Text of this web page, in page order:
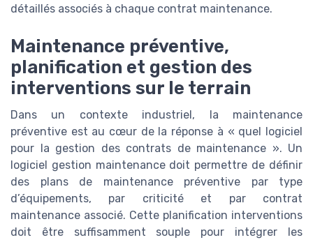
détaillés associés à chaque contrat maintenance.
Maintenance préventive,
planification et gestion des
interventions sur le terrain
Dans un contexte industriel, la maintenance
préventive est au cœur de la réponse à « quel logiciel
pour la gestion des contrats de maintenance ». Un
logiciel gestion maintenance doit permettre de définir
des plans de maintenance préventive par type
d’équipements, par criticité et par contrat
maintenance associé. Cette planification interventions
doit être suffisamment souple pour intégrer les